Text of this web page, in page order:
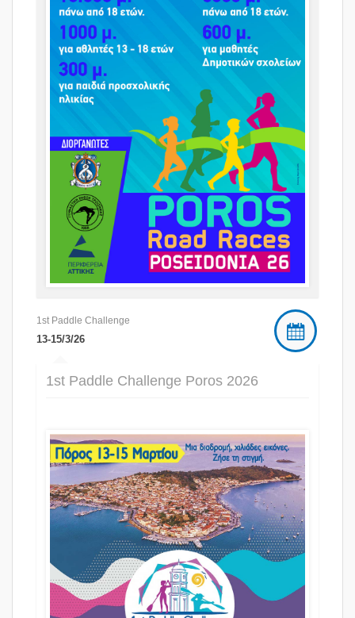
1st Paddle Challenge
13-15/3/26
1st Paddle Challenge Poros 2026